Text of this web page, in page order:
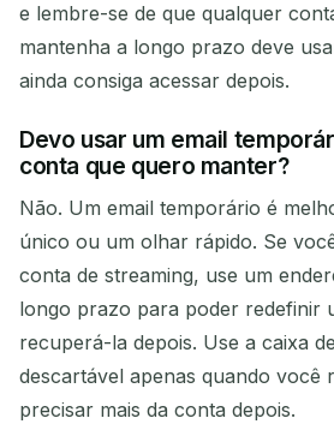
e lembre-se de que qualquer
mantenha a longo prazo deve
ainda consiga acessar depois.
Devo usar um email
conta que quero manter?
Não. Um email temporário é
único ou um olhar rápido. Se
conta de streaming, use um
longo prazo para poder redefinir
recuperá-la depois. Use a caixa
descartável apenas quando você
precisar mais da conta depois.